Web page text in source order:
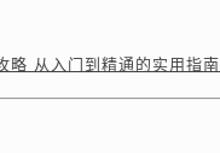
略 从入门到精通的实用指南